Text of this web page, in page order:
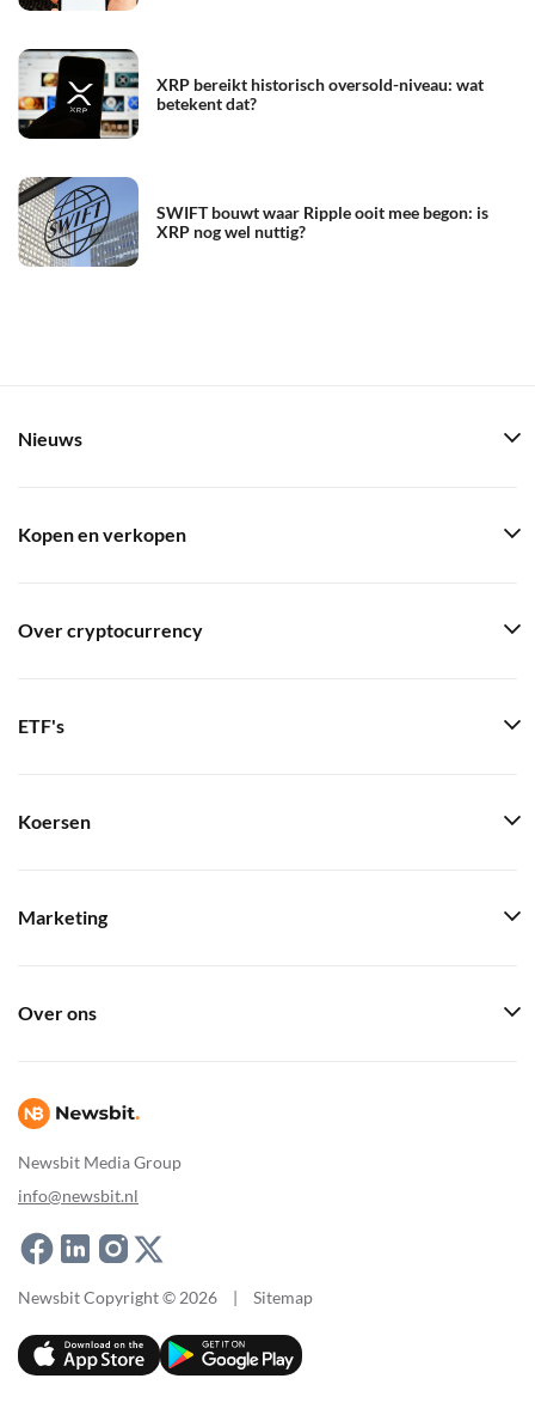
XRP bereikt historisch oversold-niveau: wat
betekent dat?
SWIFT bouwt waar Ripple ooit mee begon: is
XRP nog wel nuttig?
Newsbit Media Group
info@newsbit.nl
Nieuws
Kopen en verkopen
Over cryptocurrency
ETF's
Koersen
Marketing
Over ons
Newsbit Copyright © 2026 | Sitemap